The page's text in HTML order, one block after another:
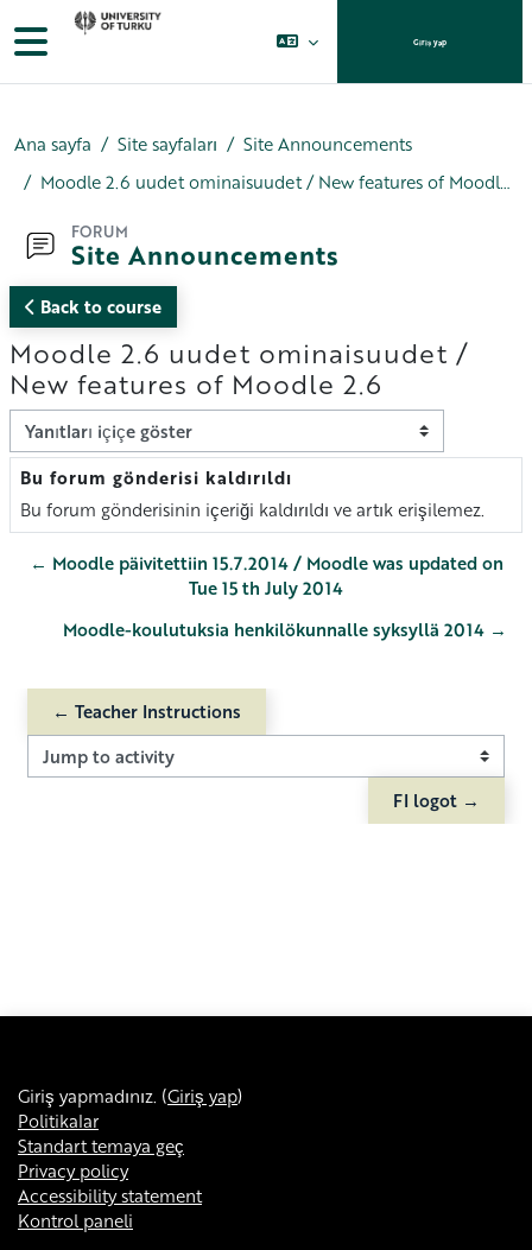
Ana içeriğe git
Yan panel Giriş yap
Ana sayfa Site sayfaları
Site Announcements
Moodle 2.6 uudet ominaisuudet / New features of Moodle 2.6
FORUM
Site Announcements
Back to course
Moodle 2.6 uudet ominaisuudet /
New features of Moodle 2.6
Görünüm modu
Bu forum gönderisi kaldırıldı
Yanıt sayısı: 0
Bu forum gönderisinin içeriği kaldırıldı ve artık erişilemez.
← Moodle päivitettiin 15.7.2014 / Moodle was updated on
Tue 15 th July 2014
Moodle-koulutuksia henkilökunnalle syksyllä 2014 →
← Teacher Instructions
Jump to activity
FI logot →
Giriş yapmadınız. (Giriş yap)
Politikalar
Standart temaya geç
Privacy policy
Accessibility statement
Kontrol paneli